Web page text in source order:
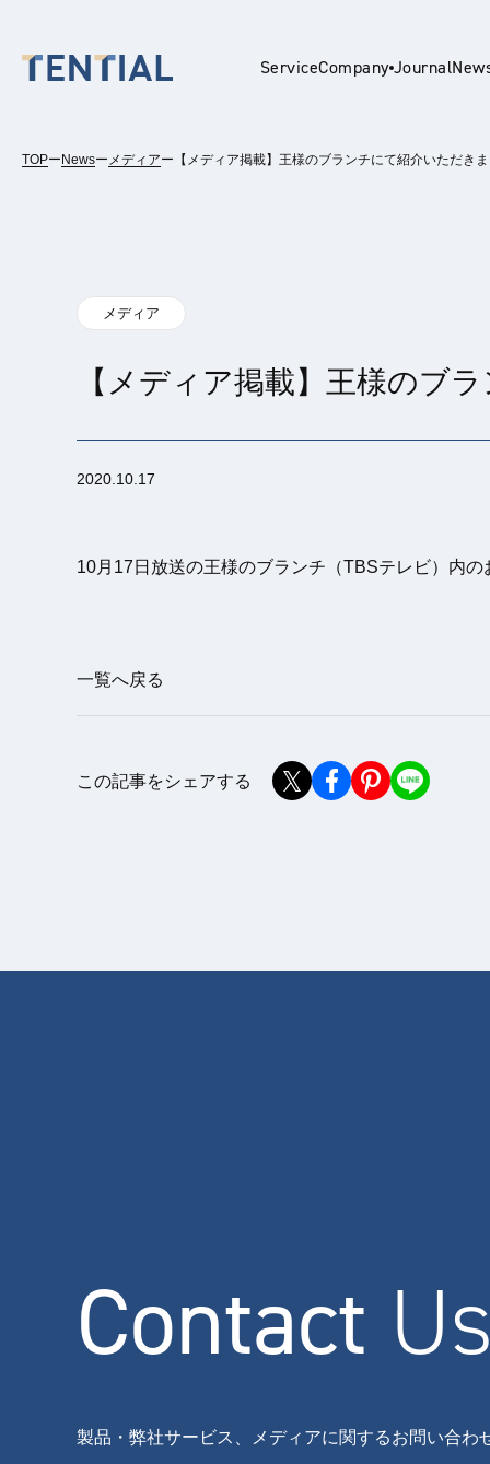
ServiceCompanyJournal
TOPー Newsー メディアー 【メディア掲載】王様のブランチにて紹介いただきま
メディア
【メディア掲載】王様のブ
2020.10.17
10月17日放送の王様のブランチ（TBSテレビ）内
一覧へ戻る
この記事をシェアする
Contact Us
製品・弊社サービス、メディアに関するお問い合わ